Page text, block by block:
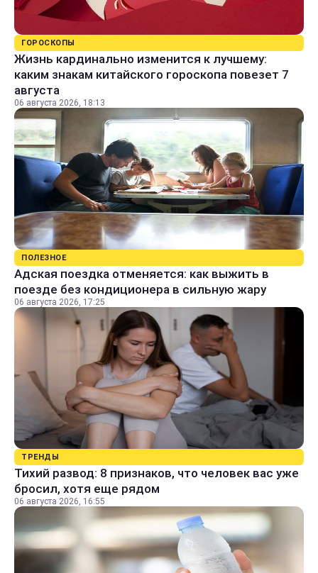
ГОРОСКОПЫ
Жизнь кардинально изменится к лучшему:
каким знакам китайского гороскопа повезет 7
августа
06 августа 2026, 18:13
ПОЛЕЗНОЕ
Адская поездка отменяется: как выжить в
поезде без кондиционера в сильную жару
06 августа 2026, 17:25
ТРЕНДЫ
Тихий развод: 8 признаков, что человек вас уже
бросил, хотя еще рядом
06 августа 2026, 16:55